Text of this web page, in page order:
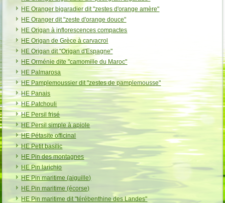
HE Oranger bigaradier dit "zestes d'orange amère"
HE Oranger dit "zeste d'orange douce"
HE Origan à inflorescences compactes
HE Origan de Grèce à carvacrol
HE Origan dit "Origan d'Espagne"
HE Orménie dite "camomille du Maroc"
HE Palmarosa
HE Pamplemoussier dit "zestes de pamplemousse"
HE Panais
HE Patchouli
HE Persil frisé
HE Persil simple à apiole
HE Pétasite officinal
HE Petit basilic
HE Pin des montagnes
HE Pin larichio
HE Pin maritime (aiguille)
HE Pin maritime (écorse)
HE Pin maritime dit "térébenthine des Landes"